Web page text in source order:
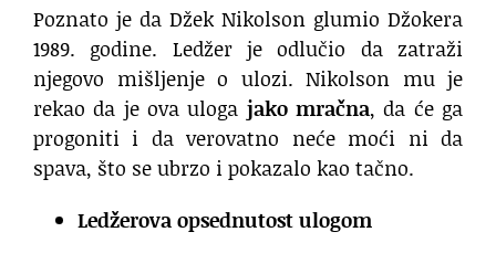
Poznato je da Džek Nikolson glumio Džokera
1989. godine. Ledžer je odlučio da zatraži
njegovo mišljenje o ulozi. Nikolson mu je
rekao da je ova uloga jako mračna, da će ga
progoniti i da verovatno neće moći ni da
spava, što se ubrzo i pokazalo kao tačno.
Ledžerova opsednutost ulogom